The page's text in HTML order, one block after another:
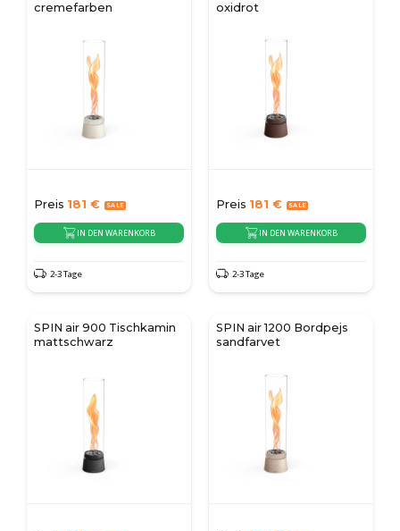
cremefarben
Preis 181 €
IN DEN WARENKORB
2-3 Tage
oxidrot
Preis 181 €
IN DEN WARENKORB
2-3 Tage
SPIN air 900 Tischkamin
mattschwarz
SPIN air 1200 Bordpejs
sandfarvet